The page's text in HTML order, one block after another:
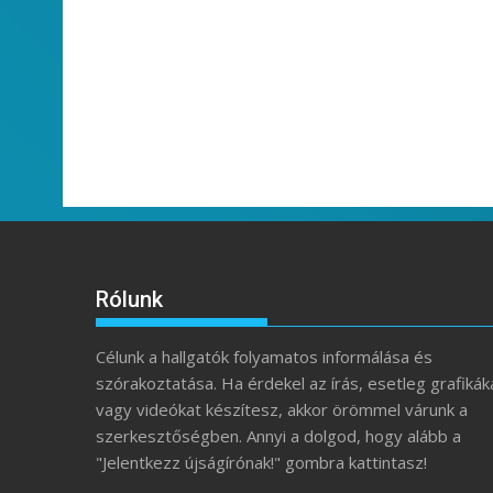
Rólunk
Célunk a hallgatók folyamatos informálása és
szórakoztatása. Ha érdekel az írás, esetleg
vagy videókat készítesz, akkor örömmel várunk a
szerkesztőségben. Annyi a dolgod, hogy alább a
"Jelentkezz újságírónak!" gombra kattintasz!